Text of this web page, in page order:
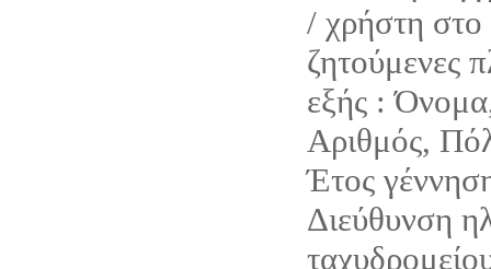
/ χρήστη
ζητούμενες
εξής :
Αριθμός,
Έτος
Διεύθυνση